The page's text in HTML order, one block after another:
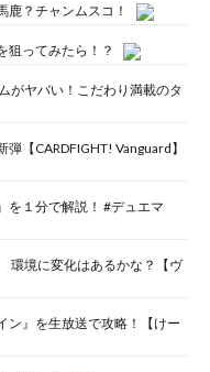
鹿？チャンムスコ！
狙ってみたら！？
がヤバい！こだわり満載のタ
【CARDFIGHT! Vanguard】
を１分で解説！ #デュエマ
環境に変化はあるかな？【ヴ
ン』を生放送で攻略！【けー